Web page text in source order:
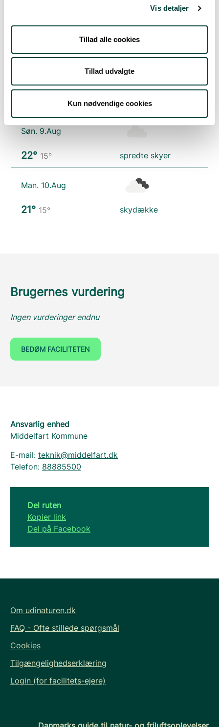
Vis detaljer
Tillad alle cookies
Tillad udvalgte
Kun nødvendige cookies
spredte skyer
Søn. 9.Aug
22° 15° spredte skyer
Man. 10.Aug
21° 15° skydække
Brugernes vurdering
Ingen vurderinger endnu
BEDØM FACILITETEN
Ansvarlig enhed
Middelfart Kommune
E-mail: teknik@middelfart.dk
Telefon: 88885500
Del ruten
Kopier link
Del på Facebook
Om udinaturen.dk
FAQ - Ofte stillede spørgsmål
Cookies
Tilgængelighedserklæring
Login (for facilitets-ejere)